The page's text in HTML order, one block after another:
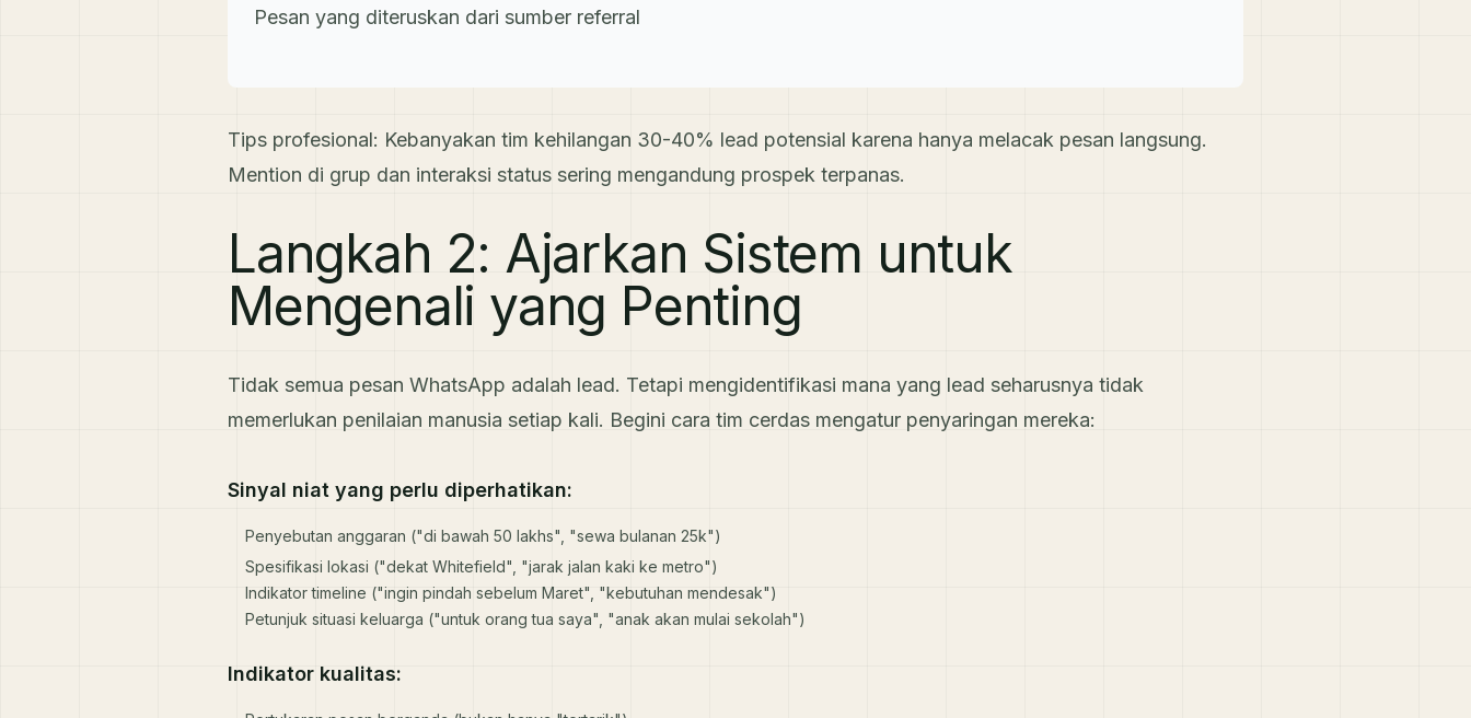
Pesan yang diteruskan dari sumber referral
Tips profesional: Kebanyakan tim kehilangan 30-40% lead potensial karena hanya melacak pesan langsung.
Mention di grup dan interaksi status sering mengandung prospek terpanas.
Langkah 2: Ajarkan Sistem untuk
Mengenali yang Penting
Tidak semua pesan WhatsApp adalah lead. Tetapi mengidentifikasi mana yang lead seharusnya tidak
memerlukan penilaian manusia setiap kali. Begini cara tim cerdas mengatur penyaringan mereka:
Sinyal niat yang perlu diperhatikan:
Penyebutan anggaran ("di bawah 50 lakhs", "sewa bulanan 25k")
Spesifikasi lokasi ("dekat Whitefield", "jarak jalan kaki ke metro")
Indikator timeline ("ingin pindah sebelum Maret", "kebutuhan mendesak")
Petunjuk situasi keluarga ("untuk orang tua saya", "anak akan mulai sekolah")
Indikator kualitas: